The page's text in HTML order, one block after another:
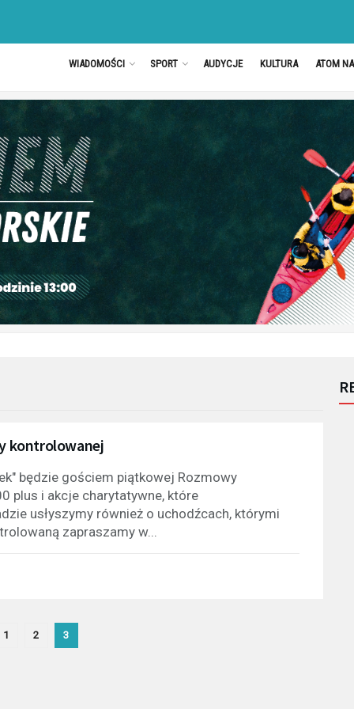
WIADOMOŚCI SPORT AUDYCJE KULTURA ATOM
kontrolowanej
będzie gościem piątkowej Rozmowy
plus i akcje charytatywne, które
usłyszymy również o uchodźcach, którymi
zapraszamy w...
1 2 3